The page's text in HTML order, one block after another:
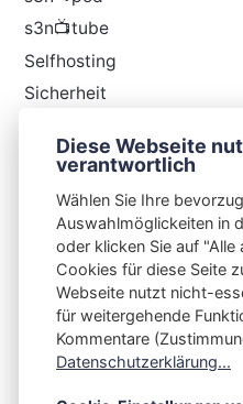
s3n📺tube
Selfhosting
Sicherheit
Thunderbird
Integrating Open-Source
Impressum
Kontakt
Diese Webseite
verantwortlich
Wählen Sie Ihre
Auswahlmöglickeiten in
oder klicken Sie auf "Alle
Cookies für diese Seite
Webseite nutzt nicht-
für weitergehende
Kommentare
Datenschutzerklärung...